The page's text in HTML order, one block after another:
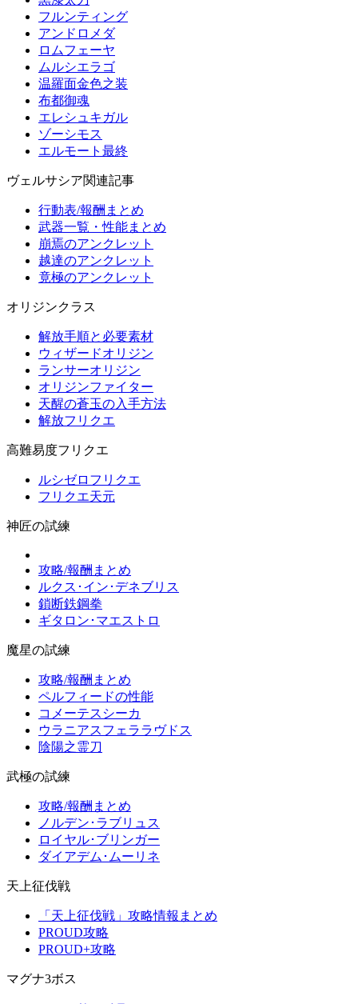
フルンティング
アンドロメダ
ロムフェーヤ
ムルシエラゴ
温羅面金色之装
布都御魂
エレシュキガル
ゾーシモス
エルモート最終
ヴェルサシア関連記事
行動表/報酬まとめ
武器一覧・性能まとめ
崩焉のアンクレット
越達のアンクレット
竟極のアンクレット
オリジンクラス
解放手順と必要素材
ウィザードオリジン
ランサーオリジン
オリジンファイター
天醒の蒼玉の入手方法
解放フリクエ
高難易度フリクエ
ルシゼロフリクエ
フリクエ天元
神匠の試練
攻略/報酬まとめ
ルクス･イン･デネブリス
鎖断鉄鋼拳
ギタロン･マエストロ
魔星の試練
攻略/報酬まとめ
ペルフィードの性能
コメーテスシーカ
ウラニアスフェララヴドス
陰陽之霊刀
武極の試練
攻略/報酬まとめ
ノルデン･ラブリュス
ロイヤル･ブリンガー
ダイアデム･ムーリネ
天上征伐戦
「天上征伐戦」攻略情報まとめ
PROUD攻略
PROUD+攻略
マグナ3ボス